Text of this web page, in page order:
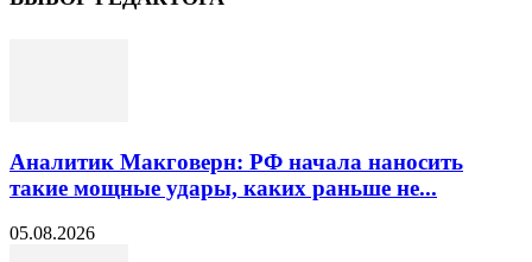
Аналитик Макговерн: РФ начала наносить
такие мощные удары, каких раньше не...
05.08.2026